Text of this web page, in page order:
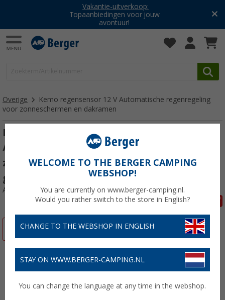
Vakantie-uitverkoop:
Topaanbiedingen voor jouw
avontuur!
Overige
Kemo regensensor 12 V Automatische regenregeling
voor zonneschermen en dakramen
Kemo M152 Regensensor 12 V
Automatische regenregeling voor
zonneschermen en dakramen voor
geleidend water
Artikelnr: 594797
-10%
WELCOME TO THE BERGER CAMPING
WEBSHOP!
You are currently on www.berger-camping.nl.
Would you rather switch to the store in English?
CHANGE TO THE WEBSHOP IN ENGLISH
STAY ON WWW.BERGER-CAMPING.NL
You can change the language at any time in the webshop.